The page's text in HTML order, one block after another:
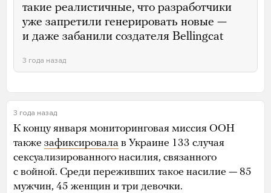
такие реалистичные, что разработчики
уже запретили генерировать новые —
и даже забанили создателя Bellingcat
3 года назад
3 года назад
К концу января мониторинговая миссия ООН
также зафиксировала в Украине 133 случая
сексуализированного насилия, связанного
с войной. Среди переживших такое насилие — 85
мужчин, 45 женщин и три девочки.